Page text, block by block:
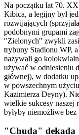
Na początku lat 70.
Kibica, a legijny był
rozwijających
podobnymi grupami
"Zielonych" zwykli
trybuny Stadionu WP,
nazywali go
używać w odniesieniu
głównej), w dodatku
w powszechnym
Kazimierza Deyny).
wielkie sukcesy naszej
byłyby niemożliwe
"Chuda" dekada